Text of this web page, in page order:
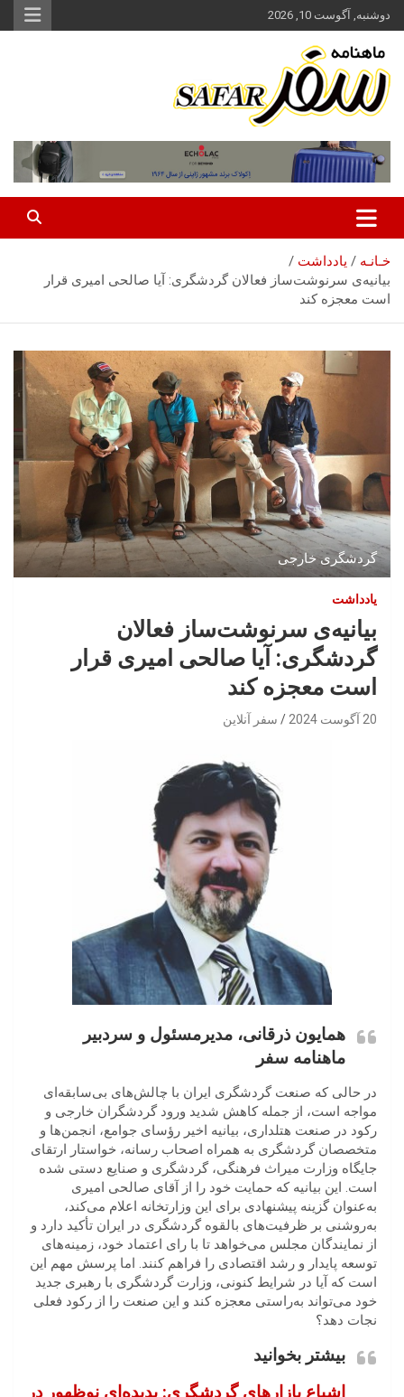
محتوا
بروید
دوشنبه, آگوست 10, 2026
سفر آنلاین
خـانـه
یادداشت
بیانیه‌ی سرنوشت‌ساز فعالان گردشگری: آیا صالحی امیری قرار
است معجزه ‌کند
گردشگری خارجی
یادداشت
بیانیه‌ی سرنوشت‌ساز فعالان
گردشگری: آیا صالحی امیری قرار
است معجزه ‌کند
20 آگوست 2024 سفر آنلاین
همایون ذرقانی، مدیرمسئول و سردبیر
ماهنامه سفر
در حالی که صنعت گردشگری ایران با چالش‌های بی‌سابقه‌ای
مواجه است، از جمله کاهش شدید ورود گردشگران خارجی و
رکود در صنعت هتلداری، بیانیه اخیر رؤسای جوامع، انجمن‌ها و
متخصصان گردشگری به همراه اصحاب رسانه، خواستار ارتقای
جایگاه وزارت میراث فرهنگی، گردشگری و صنایع دستی شده
است. این بیانیه که حمایت خود را از آقای صالحی امیری
به‌عنوان گزینه پیشنهادی برای این وزارتخانه اعلام می‌کند،
به‌روشنی بر ظرفیت‌های بالقوه گردشگری در ایران تأکید دارد و
از نمایندگان مجلس می‌خواهد تا با رای اعتماد خود، زمینه‌های
توسعه پایدار و رشد اقتصادی را فراهم کنند. اما پرسش مهم این
است که آیا در شرایط کنونی، وزارت گردشگری با رهبری جدید
خود می‌تواند به‌راستی معجزه کند و این صنعت را از رکود فعلی
نجات دهد؟
بیشتر بخوانید
اشباع بازارهای گردشگری: پدیده‌ای نوظهور در